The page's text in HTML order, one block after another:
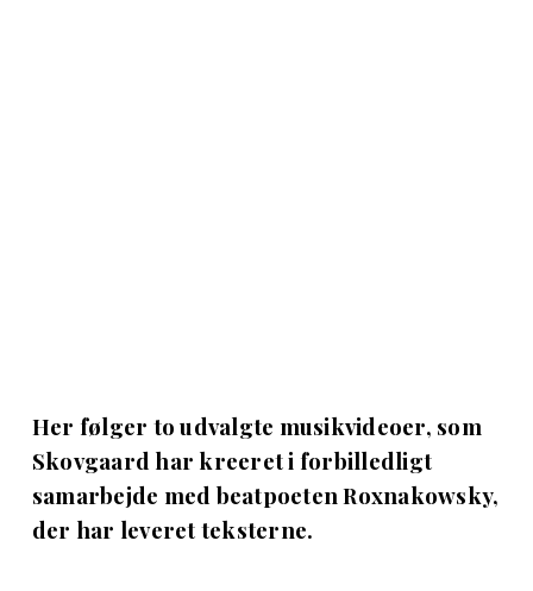
Her følger to udvalgte musikvideoer, som
Skovgaard har kreeret i forbilledligt
samarbejde med beatpoeten Roxnakowsky,
der har leveret teksterne.